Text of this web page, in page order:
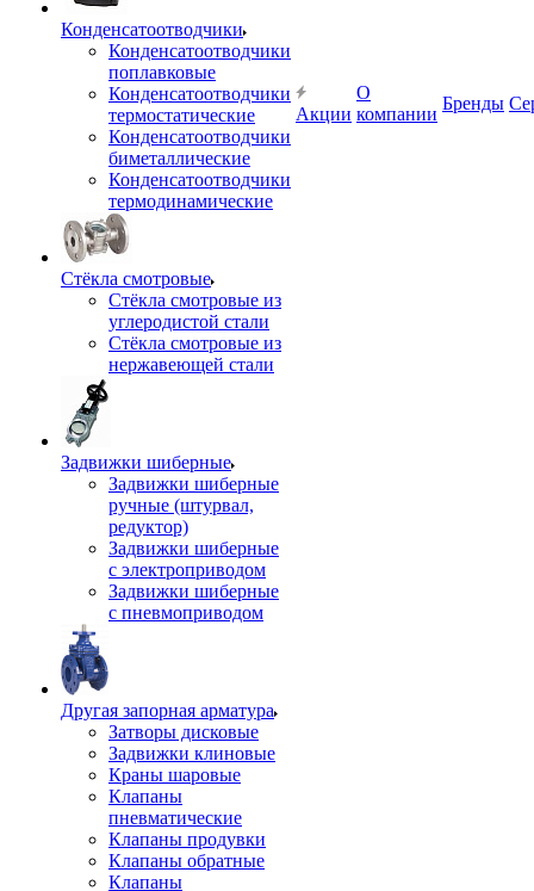
Конденсатоотводчики
Конденсатоотводчики
поплавковые
Конденсатоотводчики
термостатические
Конденсатоотводчики
биметаллические
Конденсатоотводчики
термодинамические
Стёкла смотровые
Стёкла смотровые из
углеродистой стали
Стёкла смотровые из
нержавеющей стали
Задвижки шиберные
Задвижки шиберные
ручные (штурвал,
редуктор)
Задвижки шиберные
с электроприводом
Задвижки шиберные
с пневмоприводом
Другая запорная арматура
Затворы дисковые
Задвижки клиновые
Краны шаровые
Клапаны
пневматические
Клапаны продувки
Клапаны обратные
Клапаны
Акции
О
компании
Бренды